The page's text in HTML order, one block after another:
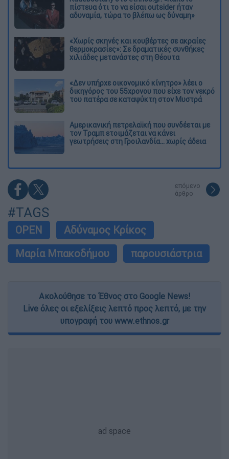
πίστευα ότι το να είσαι outsider ήταν
αδυναμία, τώρα το βλέπω ως δύναμη»
«Χωρίς σκηνές και κουβέρτες σε ακραίες
θερμοκρασίες»: Σε δραματικές συνθήκες
χιλιάδες μετανάστες στη Θέουτα
«Δεν υπήρχε οικονομικό κίνητρο» λέει ο
δικηγόρος του 55χρονου που είχε τον νεκρό
του πατέρα σε καταψύκτη στον Μυστρά
Αμερικανική πετρελαϊκή που συνδέεται με
τον Τραμπ ετοιμάζεται να κάνει
γεωτρήσεις στη Γροιλανδία... χωρίς άδεια
επόμενο
άρθρο
#TAGS
OPEN
Αδύναμος Κρίκος
Μαρία Μπακοδήμου
παρουσιάστρια
Ακολούθησε το Έθνος στο Google News!
Live όλες οι εξελίξεις λεπτό προς λεπτό, με την
υπογραφή του www.ethnos.gr